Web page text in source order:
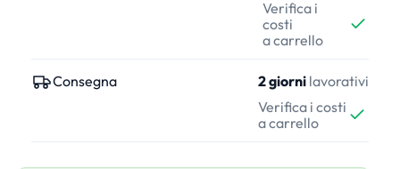
Verifica i
costi
a carrello
Consegna 2 giorni lavorativi
Verifica i costi
a carrello